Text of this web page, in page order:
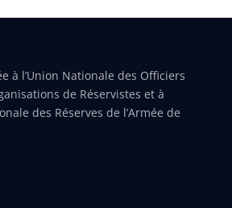
à l’Union Nationale des Officiers
de Réservistes et à
des Réserves de l’Armée de